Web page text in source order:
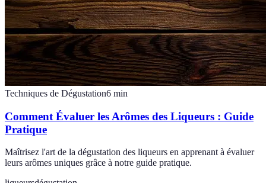
Techniques de Dégustation6 min
Comment Évaluer les Arômes des Liqueurs : Guide
Pratique
Maîtrisez l'art de la dégustation des liqueurs en apprenant à évaluer
leurs arômes uniques grâce à notre guide pratique.